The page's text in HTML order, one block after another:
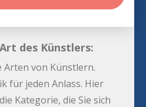
des Künstlers:
Arten von Künstlern.
für jeden Anlass. Hier
Kategorie, die Sie sich